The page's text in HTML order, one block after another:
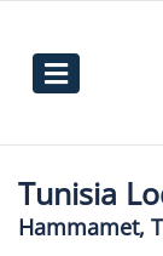
Tunisia
Hammamet,